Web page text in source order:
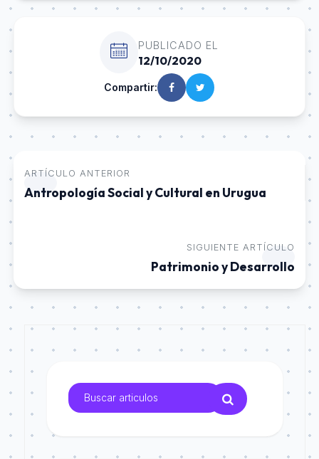
PUBLICADO EL
12/10/2020
Compartir:
ARTÍCULO ANTERIOR
Antropología Social y Cultural en Urugua
SIGUIENTE ARTÍCULO
Patrimonio y Desarrollo